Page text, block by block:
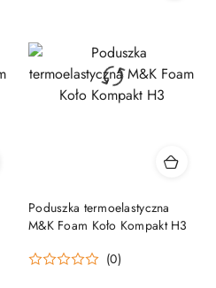
Poduszka termoelastyczna
M&K Foam Koło Kompakt H3
(0)